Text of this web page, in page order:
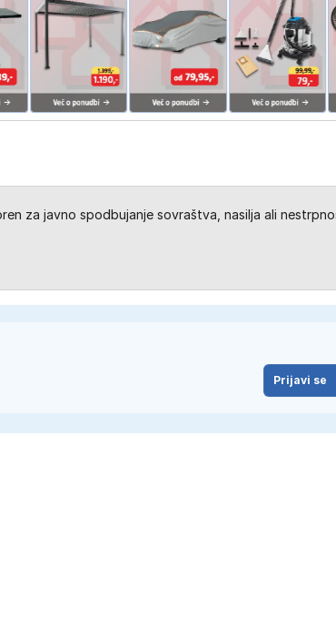
za javno spodbujanje sovraštva, nasilja ali
Prijavi se